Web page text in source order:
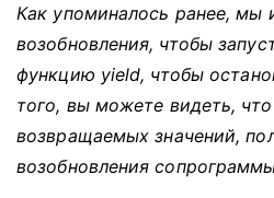
Как упоминалось ранее, мы
возобновления, чтобы
функцию yield, чтобы
того, вы можете видеть,
возвращаемых значений,
возобновления